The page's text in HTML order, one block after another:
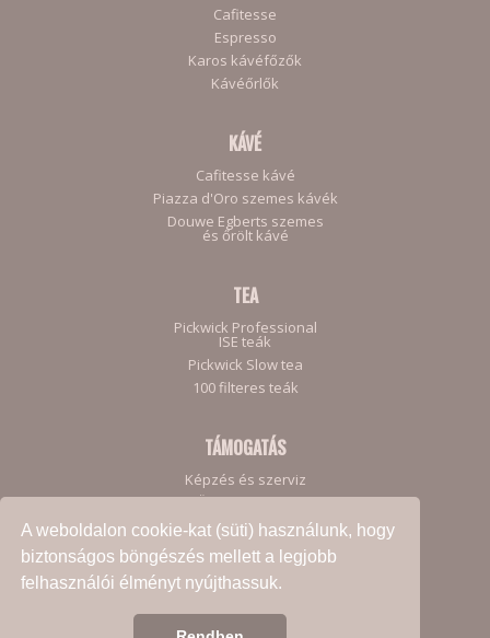
A weboldalon cookie-kat (süti) használunk, hogy
biztonságos böngészés mellett a legjobb
felhasználói élményt nyújthassuk.
Cafitesse
Espresso
Karos kávéfőzők
Kávéőrlők
KÁVÉ
Cafitesse kávé
Piazza d'Oro szemes kávék
Douwe Egberts szemes
és őrölt kávé
TEA
Pickwick Professional
ISE teák
Pickwick Slow tea
100 filteres teák
TÁMOGATÁS
Képzés és szerviz
Ügyfeleinknek